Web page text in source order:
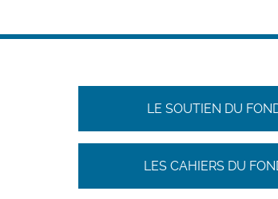
LE SOUTIEN DU
LES CAHIERS DU